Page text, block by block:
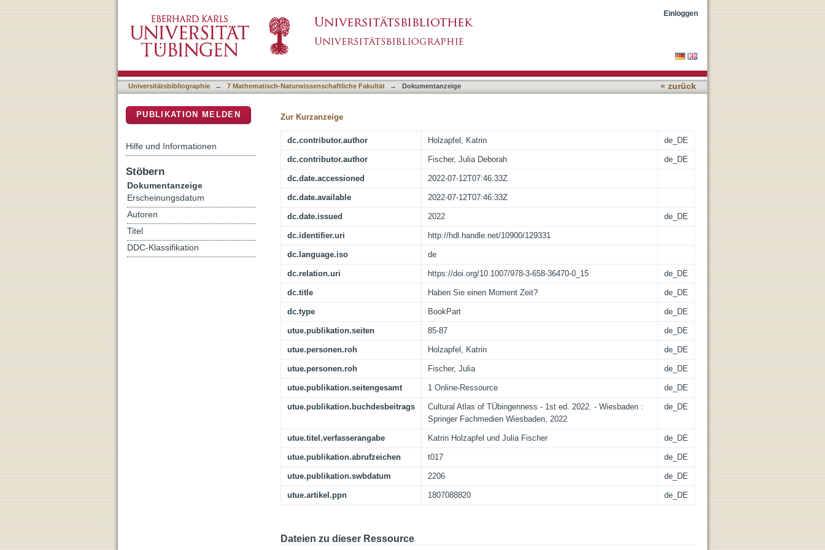
Einloggen
Universitätsbibliographie → 7 Mathematisch-Naturwissenschaftliche Fakultät → Dokumentanzeige « zurück
Zur Kurzanzeige
dc.contributor.author Holzapfel, Katrin de_DE
dc.contributor.author Fischer, Julia Deborah de_DE
dc.date.accessioned 2022-07-12T07:46:33Z
dc.date.available 2022-07-12T07:46:33Z
dc.date.issued 2022 de_DE
dc.identifier.uri http://hdl.handle.net/10900/129331
dc.language.iso de
dc.relation.uri https://doi.org/10.1007/978-3-658-36470-0_15 de_DE
dc.title Haben Sie einen Moment Zeit? de_DE
dc.type BookPart de_DE
utue.publikation.seiten 85-87 de_DE
utue.personen.roh Holzapfel, Katrin de_DE
utue.personen.roh Fischer, Julia de_DE
utue.publikation.seitengesamt 1 Online-Ressource de_DE
utue.publikation.buchdesbeitrags
Cultural Atlas of TÜbingenness - 1st ed. 2022. - Wiesbaden :
Springer Fachmedien Wiesbaden, 2022
de_DE
utue.titel.verfasserangabe Katrin Holzapfel und Julia Fischer de_DE
utue.publikation.abrufzeichen t017 de_DE
utue.publikation.swbdatum 2206 de_DE
utue.artikel.ppn 1807088820 de_DE
Dateien zu dieser Ressource
PUBLIKATION MELDEN
Hilfe und Informationen
Stöbern
Dokumentanzeige
Erscheinungsdatum
Autoren
Titel
DDC-Klassifikation